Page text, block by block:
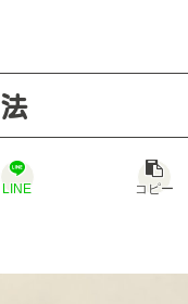
LINE コピー